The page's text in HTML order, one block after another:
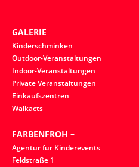
GALERIE
Kinderschminken
Outdoor-Veranstaltungen
Indoor-Veranstaltungen
Private Veranstaltungen
Einkaufszentren
Walkacts
FARBENFROH –
Agentur für Kinderevents
Feldstraße 1